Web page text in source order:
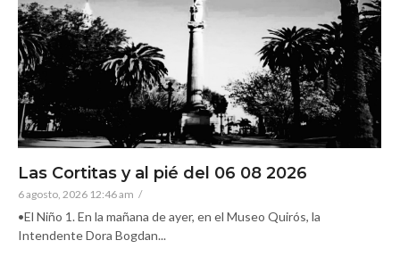
Las Cortitas y al pié del 06 08 2026
6 agosto, 2026 12:46 am /
•El Niño 1. En la mañana de ayer, en el Museo Quirós, la
Intendente Dora Bogdan...